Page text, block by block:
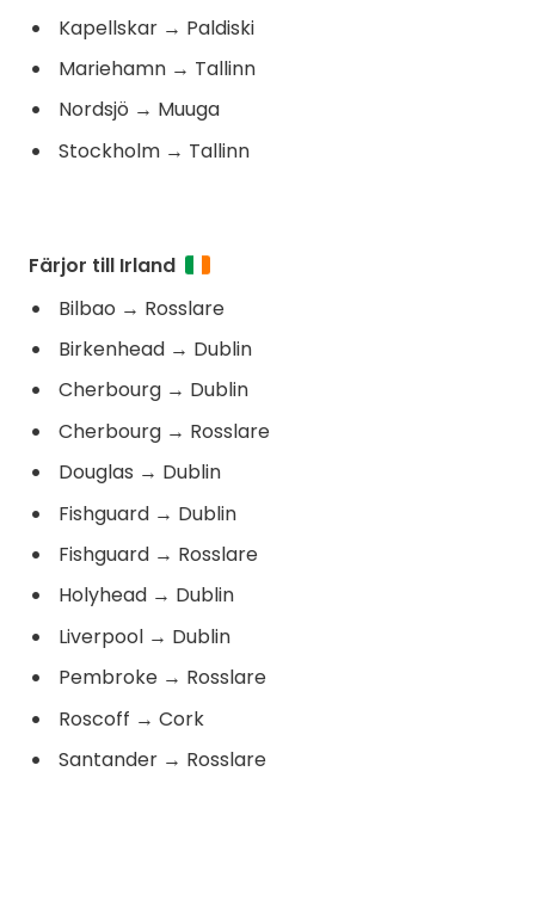
Kapellskar → Paldiski
Mariehamn → Tallinn
Nordsjö → Muuga
Stockholm → Tallinn
Färjor till Irland
Bilbao → Rosslare
Birkenhead → Dublin
Cherbourg → Dublin
Cherbourg → Rosslare
Douglas → Dublin
Fishguard → Dublin
Fishguard → Rosslare
Holyhead → Dublin
Liverpool → Dublin
Pembroke → Rosslare
Roscoff → Cork
Santander → Rosslare